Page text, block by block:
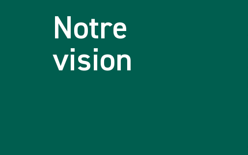
Notre
vision